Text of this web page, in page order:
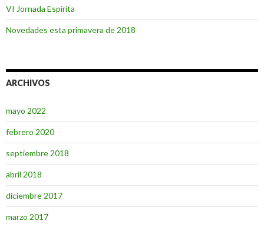
VI Jornada Espírita
Novedades esta primavera de 2018
ARCHIVOS
mayo 2022
febrero 2020
septiembre 2018
abril 2018
diciembre 2017
marzo 2017